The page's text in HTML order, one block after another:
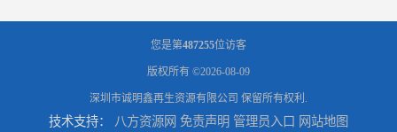
您是第487255位访客
版权所有 ©2026-08-09
深圳市诚明鑫再生资源有限公司 保留所有权利.
技术支持： 八方资源网 免责声明 管理员入口 网站地图